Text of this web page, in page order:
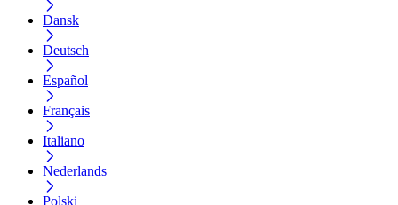
Dansk
Deutsch
Español
Français
Italiano
Nederlands
Polski